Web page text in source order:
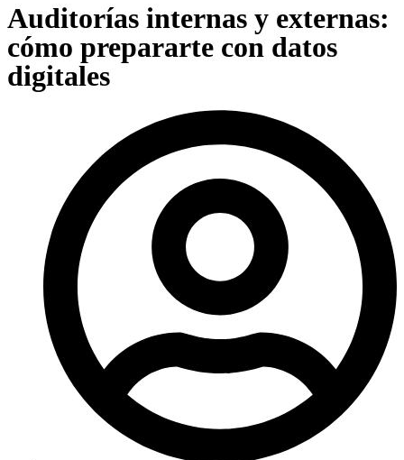
Auditorías internas y externas:
cómo prepararte con datos
digitales